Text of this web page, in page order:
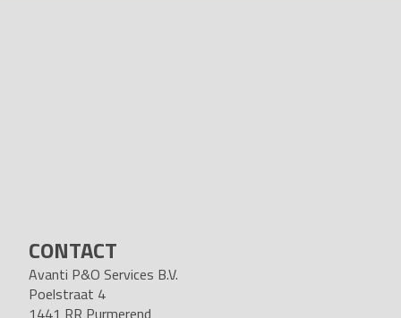
CONTACT
Avanti P&O Services B.V.
Poelstraat 4